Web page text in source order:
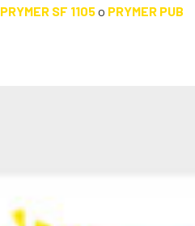
PRYMER SF 1105o PRYMER PUB